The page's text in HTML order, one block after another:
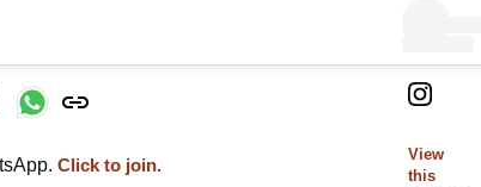
View
this
Click to join.